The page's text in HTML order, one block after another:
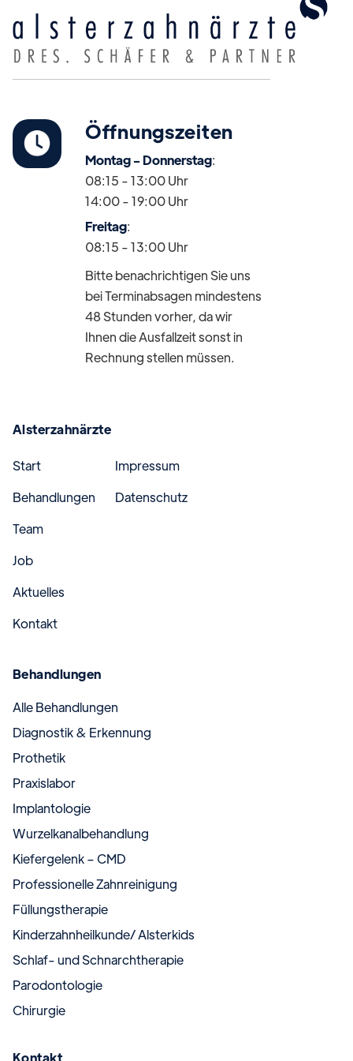
Öffnungszeiten
Montag - Donnerstag:
08:15 - 13:00 Uhr
14:00 - 19:00 Uhr
Freitag:
08:15 - 13:00 Uhr
Bitte benachrichtigen Sie uns
bei Terminabsagen mindestens
48 Stunden vorher, da wir
Ihnen die Ausfallzeit sonst in
Rechnung stellen müssen.
Alsterzahnärzte
Start
Behandlungen
Team
Job
Aktuelles
Kontakt
Impressum
Datenschutz
Behandlungen
Alle Behandlungen
Diagnostik & Erkennung
Prothetik
Praxislabor
Implantologie
Wurzelkanalbehandlung
Kiefergelenk – CMD
Professionelle Zahnreinigung
Füllungstherapie
Kinderzahnheilkunde/ Alsterkids
Schlaf- und Schnarchtherapie
Parodontologie
Chirurgie
Kontakt